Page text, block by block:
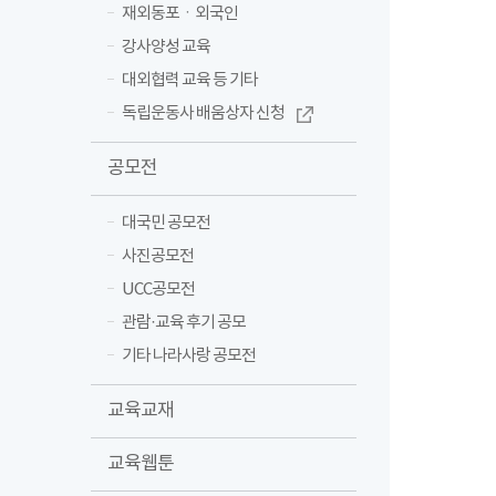
재외동포ㆍ외국인
강사양성 교육
대외협력 교육 등 기타
독립운동사 배움상자 신청
공모전
대국민 공모전
사진공모전
UCC공모전
관람·교육 후기 공모
기타 나라사랑 공모전
교육교재
교육웹툰